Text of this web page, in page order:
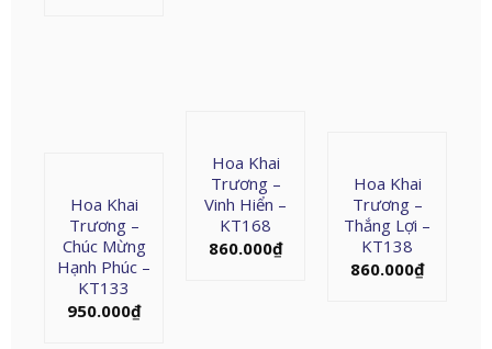
Hoa Khai
Trương –
Vinh Hiển –
KT168
860.000₫
Hoa Khai
Trương –
Thắng Lợi –
KT138
860.000₫
Hoa Khai
Trương –
Chúc Mừng
Hạnh Phúc –
KT133
950.000₫